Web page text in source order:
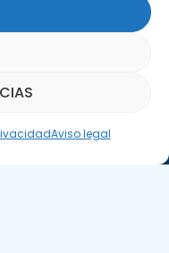
Aviso legal